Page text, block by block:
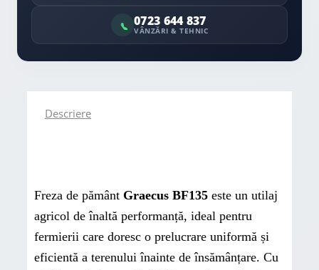
0723 644 837
VÂNZĂRI & TEHNIC
Descriere
Freza de pământ Graecus BF135 este un utilaj
agricol de înaltă performanță, ideal pentru
fermierii care doresc o prelucrare uniformă și
eficientă a terenului înainte de însămânțare. Cu